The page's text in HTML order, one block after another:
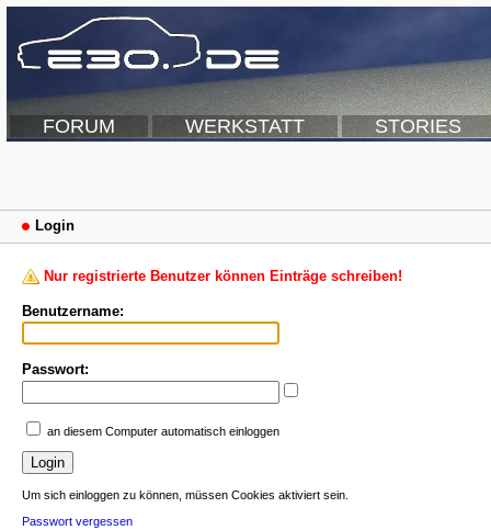
FORUM WERKSTATT STORIES
Login
Nur registrierte Benutzer können Einträge schreiben!
Benutzername:
Passwort:
an diesem Computer automatisch einloggen
Um sich einloggen zu können, müssen Cookies aktiviert sein.
Passwort vergessen